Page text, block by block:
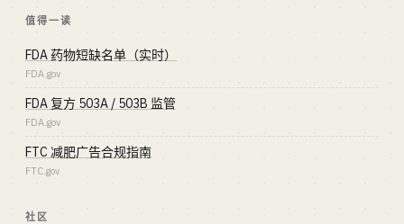
值得一读
FDA 药物短缺名单（实时）
FDA.gov
FDA 复方 503A / 503B 监管
FDA.gov
FTC 减肥广告合规指南
FTC.gov
社区